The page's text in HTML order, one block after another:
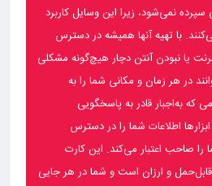
نمی‌شود، زیرا این وسایل کاربرد
با تهیه آنها همیشه در دسترس
یا نبودن آنتن دچار هیچ‌گونه مشکلی
در هر زمان و مکانی شما را به
که به‌اجبار قادر به پاسخگویی
اطلاعات شما را در دسترس
را صاحب اعتبار می‌کند. این کارت
قابل‌حمل و ارزان است و شما در هر جایی